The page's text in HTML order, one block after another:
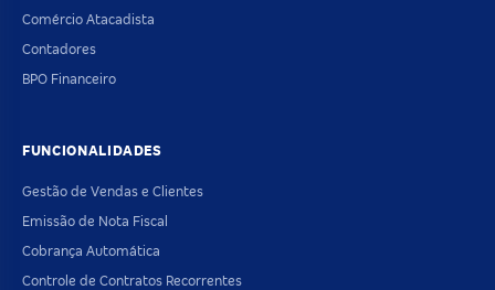
Comércio Atacadista
Contadores
BPO Financeiro
FUNCIONALIDADES
Gestão de Vendas e Clientes
Emissão de Nota Fiscal
Cobrança Automática
Controle de Contratos Recorrentes